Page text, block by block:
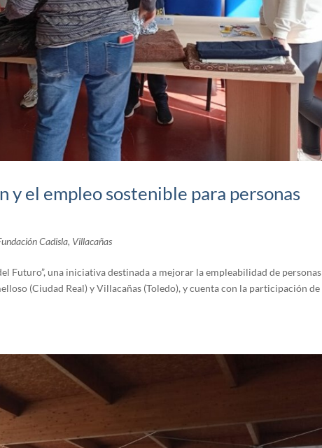
y el empleo sostenible para personas
Cadisla, Villacañas
Futuro”, una iniciativa destinada a mejorar la empleabilidad de personas
(Ciudad Real) y Villacañas (Toledo), y cuenta con la participación de